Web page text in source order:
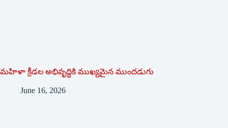
మహిళా క్రీడల అభివృద్ధికి ముఖ్యమైన ముందడుగు
June 16, 2026